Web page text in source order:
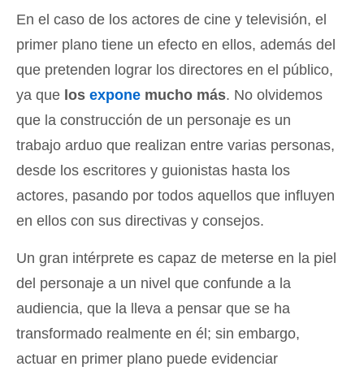
En el caso de los actores de cine y televisión, el
primer plano tiene un efecto en ellos, además del
que pretenden lograr los directores en el público,
ya que los expone mucho más. No olvidemos
que la construcción de un personaje es un
trabajo arduo que realizan entre varias personas,
desde los escritores y guionistas hasta los
actores, pasando por todos aquellos que influyen
en ellos con sus directivas y consejos.
Un gran intérprete es capaz de meterse en la piel
del personaje a un nivel que confunde a la
audiencia, que la lleva a pensar que se ha
transformado realmente en él; sin embargo,
actuar en primer plano puede evidenciar